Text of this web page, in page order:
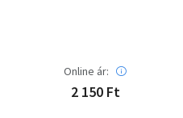
Online ár:
2 150 Ft